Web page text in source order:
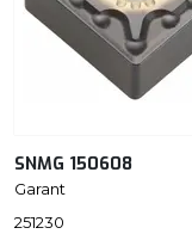
SNMG 150608
Garant
251230